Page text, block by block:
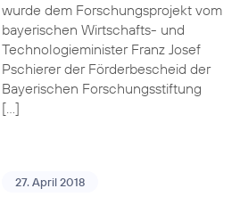
wurde dem Forschungsprojekt vom
bayerischen Wirtschafts- und
Technologieminister Franz Josef
Pschierer der Förderbescheid der
Bayerischen Forschungsstiftung
[…]
27. April 2018